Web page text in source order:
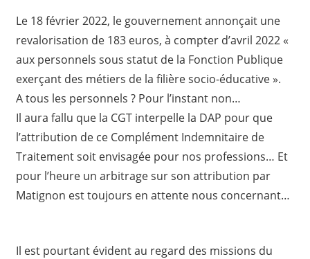
Le 18 février 2022, le gouvernement annonçait une
revalorisation de 183 euros, à compter d’avril 2022 «
aux personnels sous statut de la Fonction Publique
exerçant des métiers de la filière socio-éducative ».
A tous les personnels ? Pour l’instant non…
Il aura fallu que la CGT interpelle la DAP pour que
l’attribution de ce Complément Indemnitaire de
Traitement soit envisagée pour nos professions… Et
pour l’heure un arbitrage sur son attribution par
Matignon est toujours en attente nous concernant…
Il est pourtant évident au regard des missions du